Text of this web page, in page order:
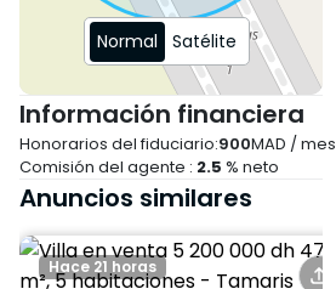
seguridad y tranquilidad
* Plaza de aparcamiento
privada
* Cuota mensual de
comunidad: 900 MAD
¡Póngase en contacto con
nosotros hoy mismo para
obtener más información y
concertar una visita!
Normal Satélite
Información financiera
Honorarios del fiduciario:900MAD / mes
Comisión del agente : 2.5 % neto
Anuncios similares
Hace 21 horas